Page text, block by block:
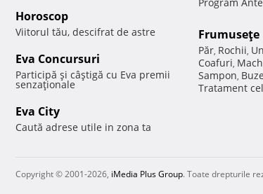
Horoscop
Viitorul tău, descifrat de astre
Eva Concursuri
Participă şi câştigă cu Eva premii
senzaţionale
Eva City
Caută adrese utile in zona ta
Frumuseţe
Păr, Rochii,
Coafuri,
Sampon, Buze
Tratament
Copyright © 2001-2026, iMedia Plus Group. Toate drepturile